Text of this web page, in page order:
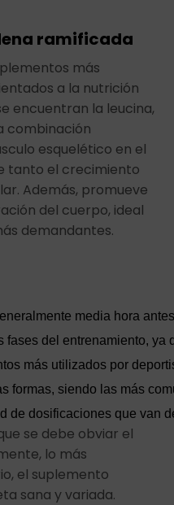
ramificada
más
a la nutrición
encuentran la leucina,
combinación
esquelético en el
tanto el crecimiento
Además, promueve
del cuerpo, ideal
demandantes.
media hora
fases del entrenamiento,
más utilizados por
formas, siendo las más
de dosificaciones que van
se debe obviar el
lo más
el suplemento
sana y variada.